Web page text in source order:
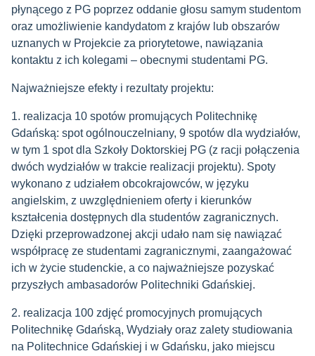
płynącego z PG poprzez oddanie głosu samym studentom
oraz umożliwienie kandydatom z krajów lub obszarów
uznanych w Projekcie za priorytetowe, nawiązania
kontaktu z ich kolegami – obecnymi studentami PG.
Najważniejsze efekty i rezultaty projektu:
1. realizacja 10 spotów promujących Politechnikę
Gdańską: spot ogólnouczelniany, 9 spotów dla wydziałów,
w tym 1 spot dla Szkoły Doktorskiej PG (z racji połączenia
dwóch wydziałów w trakcie realizacji projektu). Spoty
wykonano z udziałem obcokrajowców, w języku
angielskim, z uwzględnieniem oferty i kierunków
kształcenia dostępnych dla studentów zagranicznych.
Dzięki przeprowadzonej akcji udało nam się nawiązać
współpracę ze studentami zagranicznymi, zaangażować
ich w życie studenckie, a co najważniejsze pozyskać
przyszłych ambasadorów Politechniki Gdańskiej.
2. realizacja 100 zdjęć promocyjnych promujących
Politechnikę Gdańską, Wydziały oraz zalety studiowania
na Politechnice Gdańskiej i w Gdańsku, jako miejscu